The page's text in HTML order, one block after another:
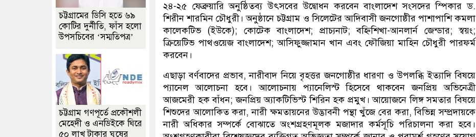
২৪-২৫ ফেব্রুয়ারি অনুষ্ঠিতব্য উৎসবের উদ্বোধন করবেন বাংলাদেশ সংসদের স্পিকার ড.
শিরীন শারমিন চৌধুরী। অনুষ্ঠানে চট্টগ্রাম ও সিলেটের আদিবাসী জনগোষ্ঠীর পাশাপাশি কমলা
কালেকটিভ (ইউকে); কোটেক বাংলাদেশ; প্রাচ্যনাট; বহ্নিশিখা-আনলার্ন জেন্ডার; স্বয়ং;
ক্রিয়েটিভ পাথওয়েজ বাংলাদেশ; আসিফুজ্জামান খান এবং ফৌজিয়া মাহিন চৌধুরী পারফর্ম
করবেন।
এছাড়া বর্ণবাদের প্রভাব, নারীবাদ নিয়ে বৃহত্তর জনগোষ্ঠীর ধারণা ও উপলব্ধি ইত্যাদি বিষয়ে
প্যানেল আলোচনা হবে। আলোচনায় প্যানেলিস্ট হিসেবে থাকবেন জনপ্রিয় অভিনেত্রী
আজমেরী হক বাঁধন; জনপ্রিয় অ্যাকটিভিস্ট শিরিন হক প্রমুখ। আয়োজনে লিঙ্গ সমতার বিষয়ে
শিশুদের আলোকিত করা, নারী ক্ষমতায়নের উদ্ভাবনী পন্থা খুঁজে বের করা, বিভিন্ন সম্প্রদায়কে
নারী অধিকার সম্পর্কে বোঝাতে অংশগ্রহণমূলক মজাদার কর্মসূচি পরিচালনা করা হবে।
চট্টগ্রামের ডিসি হতে ৬৯
কোটির দুর্নীতি, ফাঁস হলো
উপসচিবের ‘সম্মতিপত্র’
চট্টগ্রাম গণপূর্তে প্রকৌশলী
মেহেদী ও এনডিইকে ঘিরে
৫০ লাখ টাকার ঘুষের